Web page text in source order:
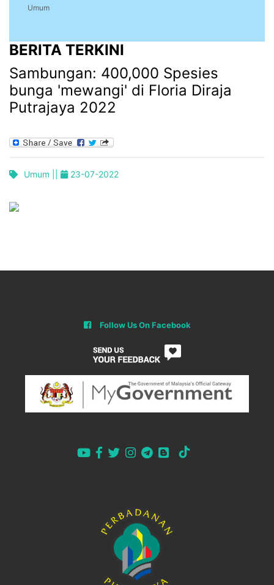
Umum
BERITA TERKINI
Sambungan: 400,000 Spesies
bunga 'mewangi' di Floria Diraja
Putrajaya 2022
Umum || 23-07-2022
Follow Us On Facebook